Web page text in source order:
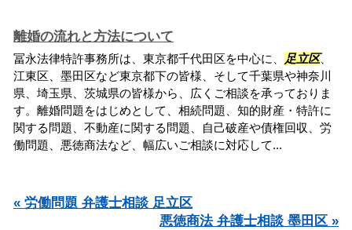
離婚の流れと方法について
冨永法律特許事務所は、東京都千代田区を中心に、 足立区、
江東区、墨田区など東京都下の皆様、そして千葉県や神奈川
県、埼玉県、茨城県の皆様から、広くご相談を承っておりま
す。離婚問題をはじめとして、相続問題、知的財産・特許に
関する問題、不動産に関する問題、自己破産や債権回収、労
働問題、悪徳商法など、幅広いご相談に対応して...
« 労働問題 弁護士相談 足立区
悪徳商法 弁護士相談 墨田区 »